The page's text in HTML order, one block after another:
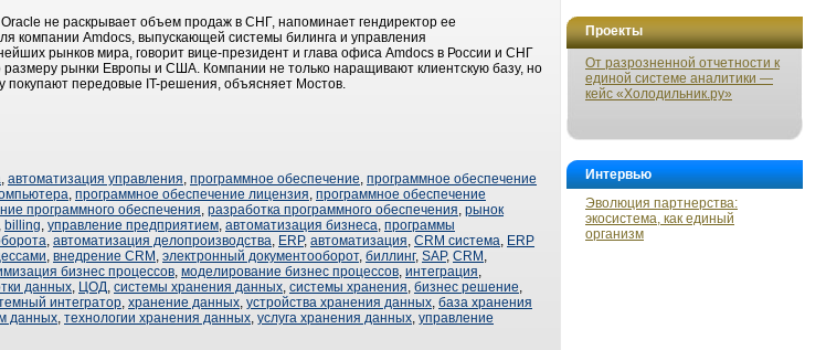
Проекты
От разрозненной отчетности к
единой системе аналитики —
кейс «Холодильник.ру»
Интервью
Эволюция партнерства:
экосистема, как единый
организм
не раскрывает объем продаж в СНГ, напоминает гендиректор ее
компании Amdocs, выпускающей системы билинга и управления
рынков мира, говорит вице-президент и глава офиса Amdocs в России и СНГ
размеру рынки Европы и США. Компании не только наращивают клиентскую базу, но
покупают передовые IT-решения, объясняет Мостов.
, автоматизация управления, программное обеспечение, программное обеспечение
, программное обеспечение лицензия, программное обеспечение
программного обеспечения, разработка программного обеспечения, рынок
, billing, управление предприятием, автоматизация бизнеса, программы
, автоматизация делопроизводства, ERP, автоматизация, CRM система, ERP
, внедрение CRM , электронный документооборот, биллинг, SAP, CRM ,
бизнес процессов, моделирование бизнес процессов, интеграция,
данных, ЦОД, системы хранения данных, системы хранения, бизнес решение,
интегратор, хранение данных, устройства хранения данных, база хранения
данных, технологии хранения данных, услуга хранения данных, управление